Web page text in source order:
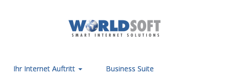
Ihr Internet Auftritt Business Suite